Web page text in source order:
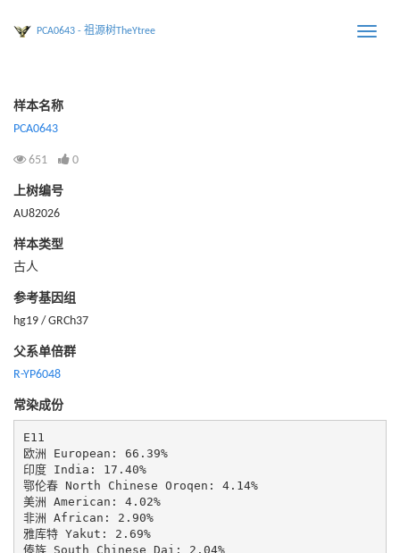
Toggle
PCA0643 - 祖源树TheYtree
样本名称
PCA0643
651 0
上树编号
AU82026
样本类型
古人
参考基因组
hg19 / GRCh37
父系单倍群
R-YP6048
常染成份
E11
欧洲 European: 66.39%
印度 India: 17.40%
鄂伦春 North Chinese Oroqen: 4.14%
美洲 American: 4.02%
非洲 African: 2.90%
雅库特 Yakut: 2.69%
傣族 South Chinese Dai: 2.04%